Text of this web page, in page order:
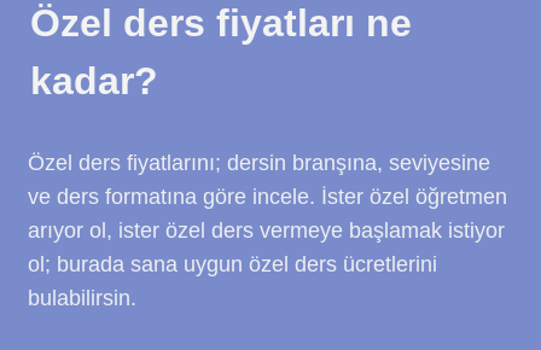
Özel ders fiyatları ne
kadar?
Özel ders fiyatlarını; dersin branşına, seviyesine
ve ders formatına göre incele. İster özel öğretmen
arıyor ol, ister özel ders vermeye başlamak istiyor
ol; burada sana uygun özel ders ücretlerini
bulabilirsin.